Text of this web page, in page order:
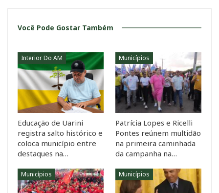
Você Pode Gostar Também
Interior Do AM
Educação de Uarini
registra salto histórico e
coloca município entre
destaques na…
Municípios
Patrícia Lopes e Ricelli
Pontes reúnem multidão
na primeira caminhada
da campanha na…
Municípios Municípios